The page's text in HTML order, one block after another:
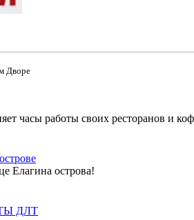
Дворе
часы работы своих ресторанов и
Елагина острова!
ДЛТ